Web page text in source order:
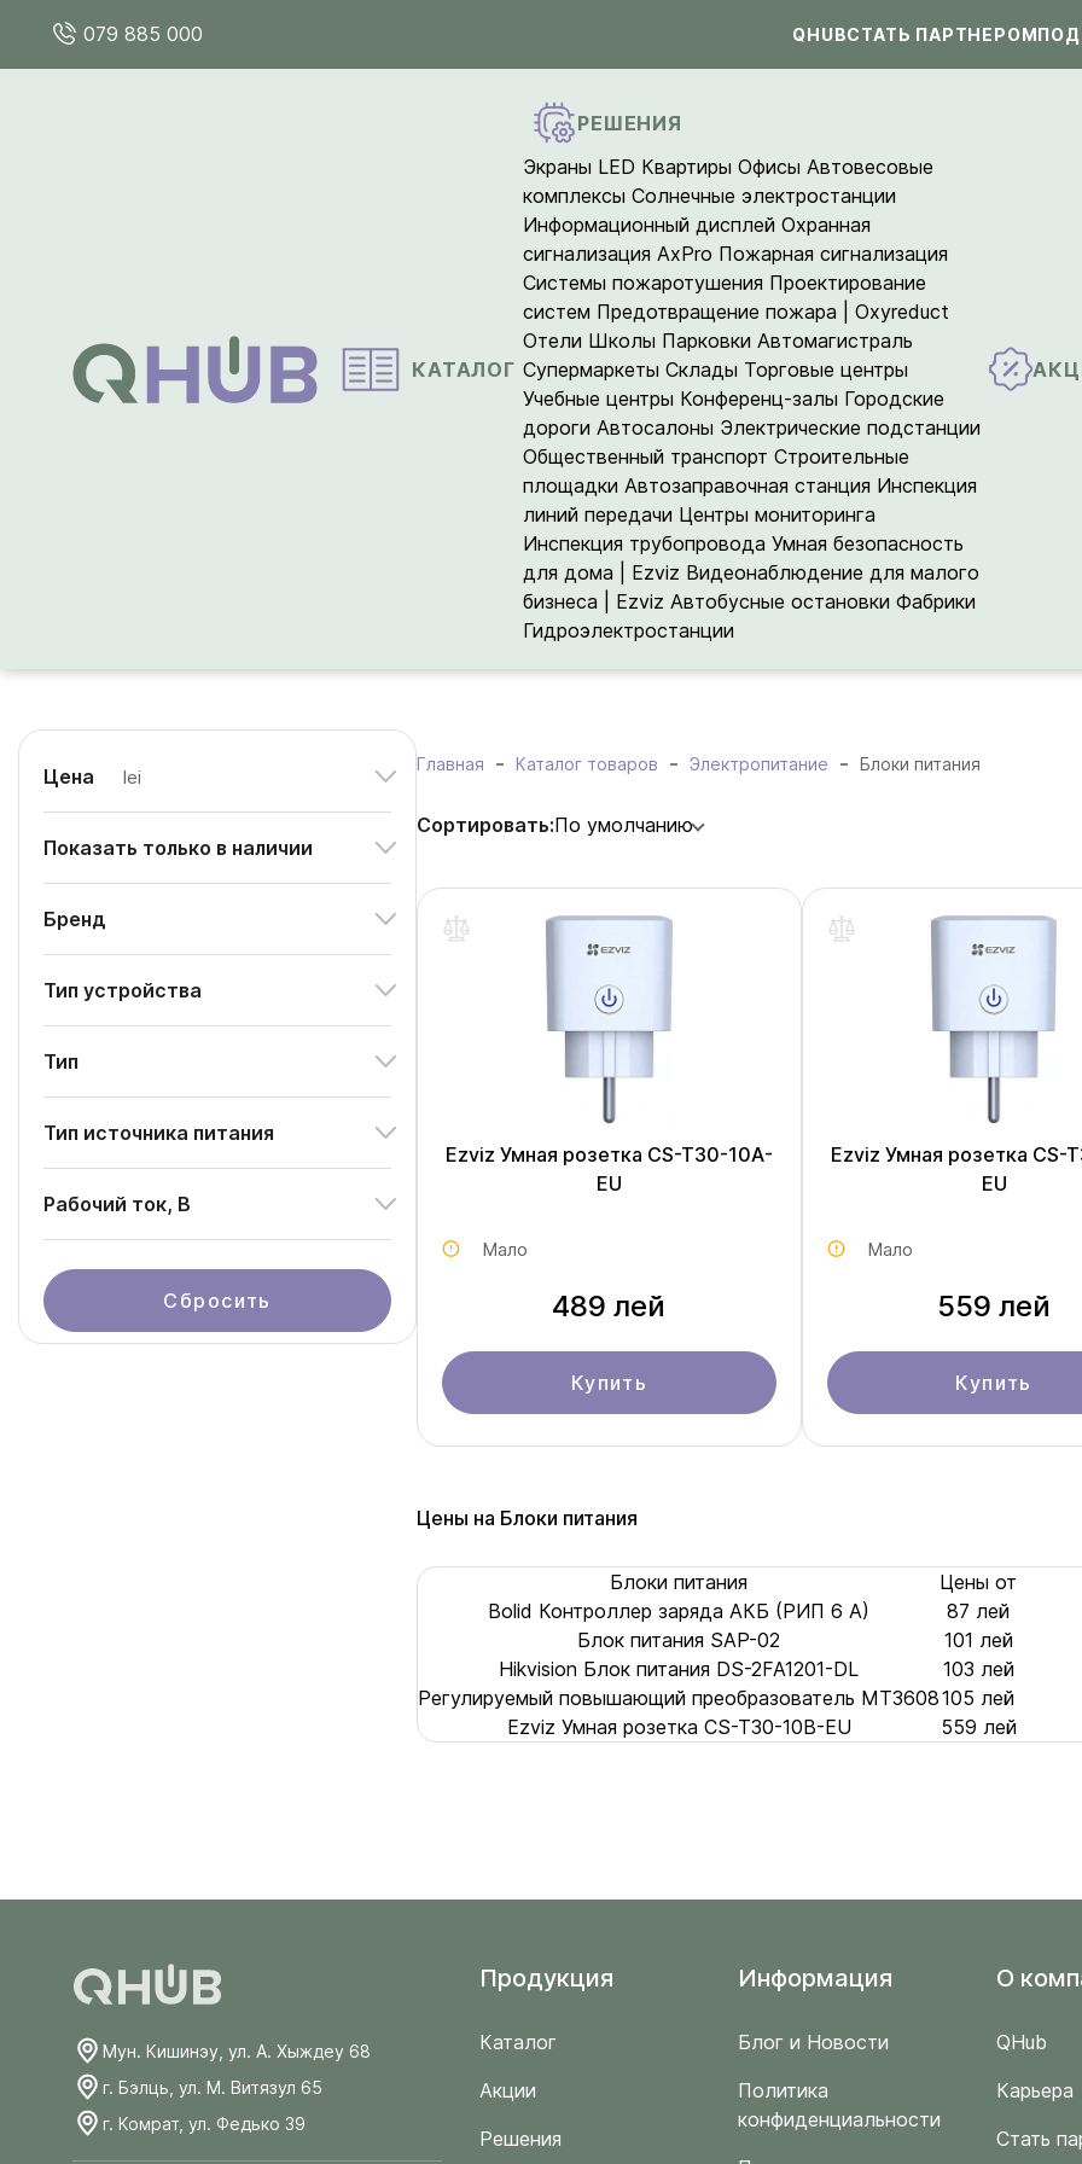
079 885 000 QHUBСТАТЬ ПАРТНЕРОМ
КАТАЛОГ
РЕШЕНИЯ
Экраны LED Квартиры Офисы Автовесовые
комплексыСолнечные электростанции
Информационный дисплей Охранная
сигнализация AxPro Пожарная сигнализация
Системы пожаротушения Проектирование
систем Предотвращение пожара | Oxyreduct
Отели Школы Парковки Автомагистраль
Супермаркеты Склады Торговые центры
Учебные центры Конференц-залы Городские
дороги Автосалоны Электрические подстанции
Общественный транспорт Строительные
площадки Автозаправочная станция Инспекция
линий передачи Центры мониторинга
Инспекция трубопровода Умная безопасность
для дома | Ezviz Видеонаблюдение для малого
бизнеса | Ezviz Автобусные остановки Фабрики
Гидроэлектростанции
Цена lei
Показать только в наличии
Бренд
Тип устройства
Тип
Тип источника питания
Рабочий ток, В
Сбросить
Главная Каталог товаров Электропитание Блоки питания
Сортировать:По умолчанию
Ezviz Умная розетка CS-T30-10A-
EU
Мало
489 лей
Купить
Ezviz Умная розетка CS-
EU
Мало
559 лей
Купить
Цены на Блоки питания
Блоки питания
Цены от
Bolid Контроллер заряда АКБ (РИП 6 А)
87 лей
Блок питания SAP-02
101 лей
Hikvision Блок питания DS-2FA1201-DL
103 лей
Регулируемый повышающий преобразователь MT3608105 лей
Ezviz Умная розетка CS-T30-10В-EU
559 лей
Мун. Кишинэу, ул. А. Хыждеу 68
г. Бэлць, ул. М. Витязул 65
г. Комрат, ул. Федько 39
Продукция
Каталог
Акции
Решения
Информация
Блог и Новости
Политика
конфиденциальности
O
QHub
Карьера
Стать